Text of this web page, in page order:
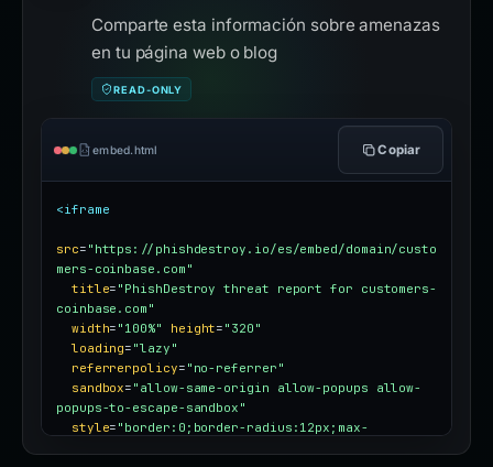
Comparte esta información sobre amenazas
en tu página web o blog
READ-ONLY
embed.html Copiar
<iframe
src= "https://phishdestroy.io/es/embed/domain/custo
mers-coinbase.com"
title= "PhishDestroy threat report for customers-
coinbase.com"
width= "100%" height= "320"
loading= "lazy"
referrerpolicy= "no-referrer"
sandbox= "allow-same-origin allow-popups allow-
popups-to-escape-sandbox"
style= "border:0;border-radius:12px;max-